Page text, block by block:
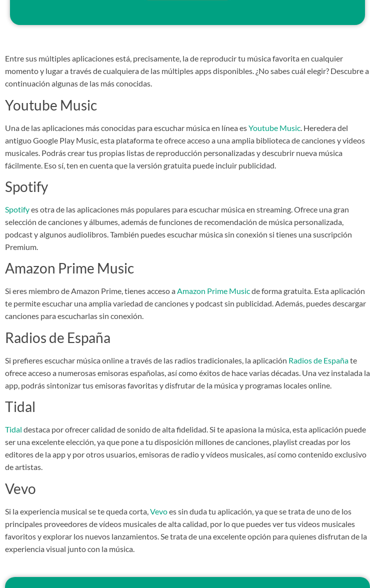
Entre sus múltiples aplicaciones está, precisamente, la de reproducir tu música favorita en cualquier
momento y lugar a través de cualquiera de las múltiples apps disponibles. ¿No sabes cuál elegir? Descubre a
continuación algunas de las más conocidas.
Youtube Music
Una de las aplicaciones más conocidas para escuchar música en línea esYoutube Music . Heredera del
antiguo Google Play Music, esta plataforma te ofrece acceso a una amplia biblioteca de canciones y videos
musicales. Podrás crear tus propias listas de reproducción personalizadas y descubrir nueva música
fácilmente. Eso sí, ten en cuenta que la versión gratuita puede incluir publicidad.
Spotify
Spotifyes otra de las aplicaciones más populares para escuchar música en streaming. Ofrece una gran
selección de canciones y álbumes, además de funciones de recomendación de música personalizada,
podcast y algunos audiolibros. También puedes escuchar música sin conexión si tienes una suscripción
Premium.
Amazon Prime Music
Si eres miembro de Amazon Prime, tienes acceso a Amazon Prime Musicde forma gratuita. Esta aplicación
te permite escuchar una amplia variedad de canciones y podcast sin publicidad. Además, puedes descargar
canciones para escucharlas sin conexión.
Radios de España
Si prefieres escuchar música online a través de las radios tradicionales, la aplicación Radios de Españate
ofrece acceso a numerosas emisoras españolas, así como éxitos de hace varias décadas. Una vez instalada la
app, podrás sintonizar tus emisoras favoritas y disfrutar de la música y programas locales online.
Tidal
Tidal destaca por ofrecer calidad de sonido de alta fidelidad. Si te apasiona la música, esta aplicación puede
ser una excelente elección, ya que pone a tu disposición millones de canciones, playlist creadas por los
editores de la app y por otros usuarios, emisoras de radio y vídeos musicales, así como contenido exclusivo
de artistas.
Vevo
Si la experiencia musical se te queda corta, Vevoes sin duda tu aplicación, ya que se trata de uno de los
principales proveedores de vídeos musicales de alta calidad, por lo que puedes ver tus videos musicales
favoritos y explorar los nuevos lanzamientos. Se trata de una excelente opción para quienes disfrutan de la
experiencia visual junto con la música.